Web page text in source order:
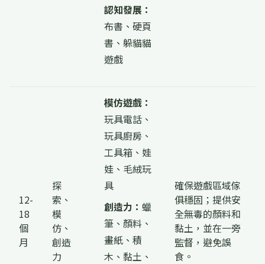
認知發展：
布書、硬頁
書、躲貓貓
遊戲
12-
18
個
月
探
索、
模
仿、
創造
力
模仿遊戲：
玩具電話、
玩具廚房、
工具箱、娃
娃、毛絨玩
具
創造力： 蠟
筆、顏料、
畫紙、積
木、黏土、
確保遊戲區域傢
俱穩固；提供安
全無毒的顏料和
黏土，並在一旁
監督，避免誤
食。